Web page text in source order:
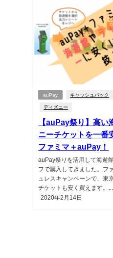
auPay キャッシュバック
ディズニー
【auPay祭り】高い
ニーチケットを一番
ファミマ＋auPay！
auPay祭りを活用して海遊
フで購入してきました。フ
ュレスキャンペーンで、東
チケットも安く買えます。...
2020年2月14日